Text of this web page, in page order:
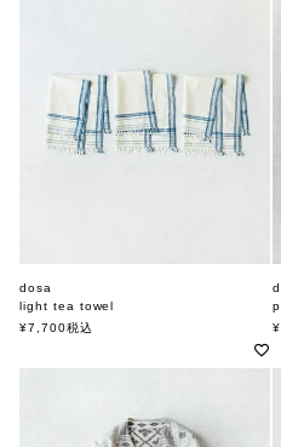
dosa
light tea towel
ドーサ
¥7,700税込 ¥